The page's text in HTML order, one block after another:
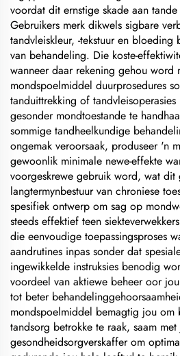
voordat dit ernstige skade aan
Gebruikers merk dikwels sigbare
tandvleiskleur, -tekstuur en
van behandeling. Die koste-
wanneer daar rekening gehou word
mondspoelmiddel duurprosedures
tanduittrekking of
gesonder mondtoestande te
sommige tandheelkundige
ongemak veroorsaak, produseer 'n
gewoonlik minimale newe-effekte
voorgeskrewe gebruik word, wat dit
langtermynbestuur van chroniese
spesifiek ontwerp om sag op
steeds effektief teen
die eenvoudige toepassingsproses
aandrutines inpas sonder dat
ingewikkelde instruksies benodig
voordeel van aktiewe beheer oor
tot beter
mondspoelmiddel bemagtig jou om
tandsorg betrokke te raak, saam
gesondheidsorgverskaffer om